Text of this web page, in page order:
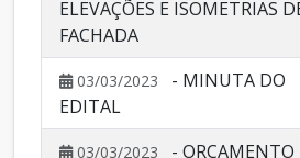
ELEVAÇÕES E ISOMETRIAS
FACHADA
03/03/2023
- MINUTA DO
EDITAL
03/03/2023 - ORÇAMENTO